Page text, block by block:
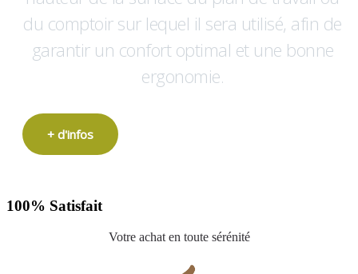
du comptoir sur lequel il sera utilisé, afin de
garantir un confort optimal et une bonne
ergonomie.
+ d'infos
100% Satisfait
Votre achat en toute sérénité